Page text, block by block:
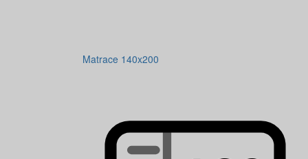
Matrace 140x200